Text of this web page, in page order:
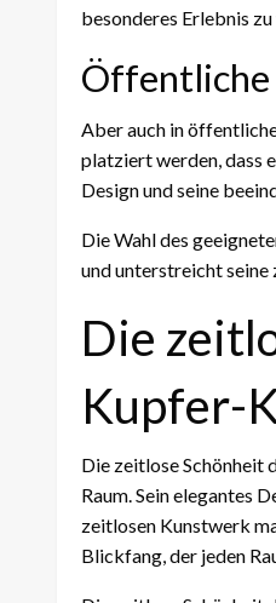
besonderes Erlebnis
Öffentliche
Aber auch in
platziert werden, dass
Design und seine
Die Wahl des
und unterstreicht seine
Die
Kupfer-
Die zeitlose Schönheit
Raum. Sein elegantes
zeitlosen Kunstwerk
Blickfang, der jeden